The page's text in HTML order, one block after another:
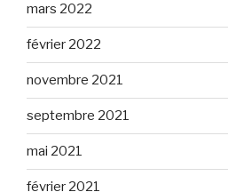
mars 2022
février 2022
novembre 2021
septembre 2021
mai 2021
février 2021